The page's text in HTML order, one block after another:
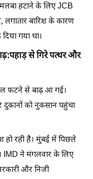
हटाने के लिए JCB
लगातार बारिश के कारण
गया था।
से गिरे पत्थर और
फटने से बाढ़ आ गई।
को नुकसान पहुंचा
हो रही है। मुंबई में पिछले
IMD ने मंगलवार के लिए
और निजी